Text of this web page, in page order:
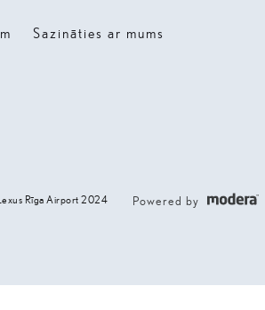
Sazināties ar mums
Rīga Airport 2024 Powered by